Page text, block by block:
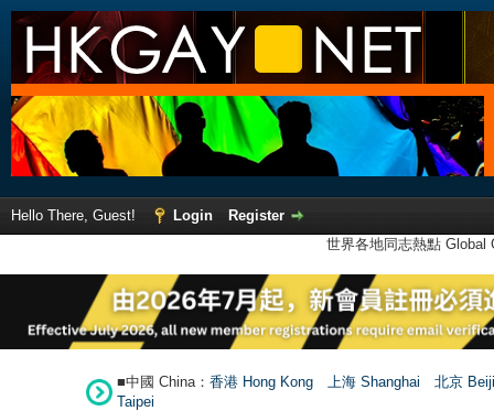
Hello There, Guest! Login
Register
世界各地同志熱點
■中國 China： 香港 Hong Kong 上海 Shanghai
北京
Taipei